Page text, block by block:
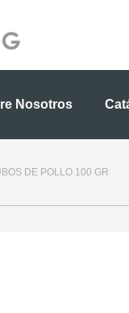
Nosotros
DE POLLO 100 GR